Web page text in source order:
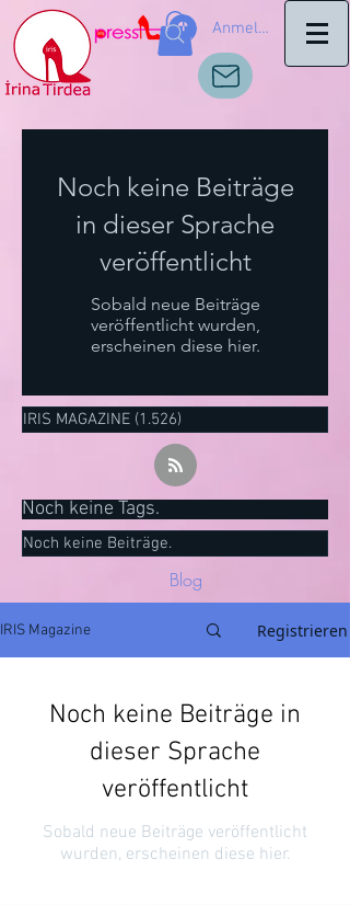
Anmelden
Noch keine Beiträge
in dieser Sprache
veröffentlicht
Sobald neue Beiträge
veröffentlicht wurden,
erscheinen diese hier.
IRIS MAGAZINE (1.526)
Noch keine Tags.
Noch keine Beiträge.
Blog
IRIS Magazine Registrieren
Noch keine Beiträge in
dieser Sprache
veröffentlicht
Sobald neue Beiträge veröffentlicht
wurden, erscheinen diese hier.